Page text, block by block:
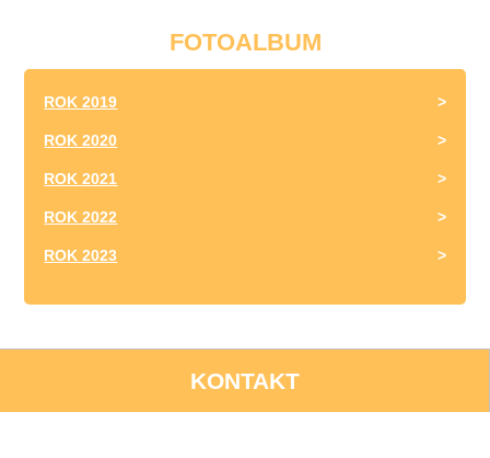
FOTOALBUM
ROK 2019
ROK 2020
ROK 2021
ROK 2022
ROK 2023
KONTAKT